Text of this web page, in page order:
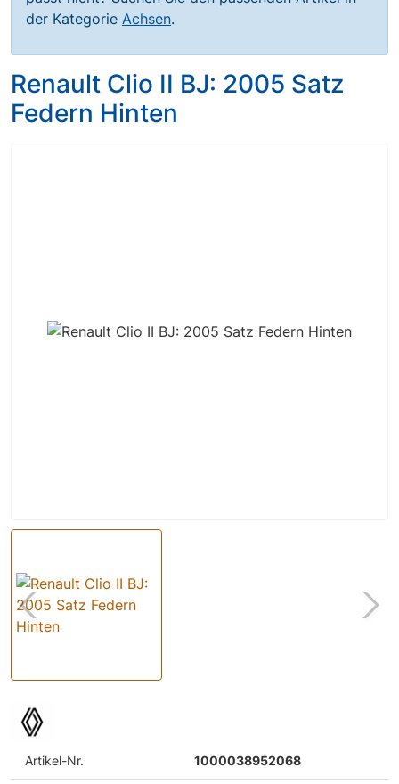
der Kategorie Achsen.
Renault Clio II BJ: 2005 Satz
Federn Hinten
Artikel-Nr. 1000038952068